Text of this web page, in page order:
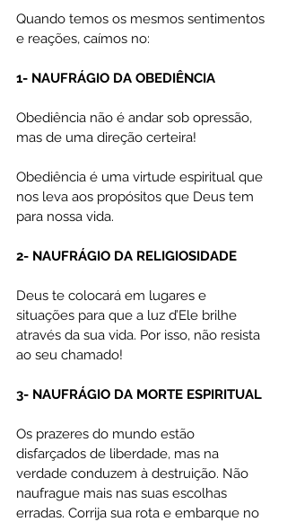
Quando temos os mesmos sentimentos
e reações, caímos no:
1- NAUFRÁGIO DA OBEDIÊNCIA
Obediência não é andar sob opressão,
mas de uma direção certeira!
Obediência é uma virtude espiritual que
nos leva aos propósitos que Deus tem
para nossa vida.
2- NAUFRÁGIO DA RELIGIOSIDADE
Deus te colocará em lugares e
situações para que a luz d’Ele brilhe
através da sua vida. Por isso, não resista
ao seu chamado!
3- NAUFRÁGIO DA MORTE ESPIRITUAL
Os prazeres do mundo estão
disfarçados de liberdade, mas na
verdade conduzem à destruição. Não
naufrague mais nas suas escolhas
erradas. Corrija sua rota e embarque no